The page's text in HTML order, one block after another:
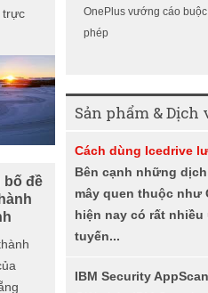
i
m
OnePlus vướng cáo
phép
Sản phẩm & Dịch
Cách dùng Icedrive
Bên cạnh những
mây quen thuộc như
hiện nay có rất
tuyến...
IBM Security AppScan
trực
bố đề